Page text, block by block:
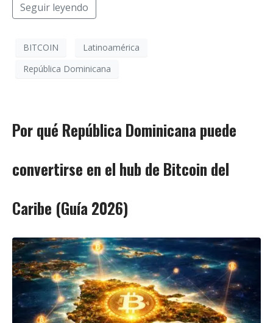
Seguir leyendo
BITCOIN
Latinoamérica
República Dominicana
Por qué República Dominicana puede
convertirse en el hub de Bitcoin del
Caribe (Guía 2026)